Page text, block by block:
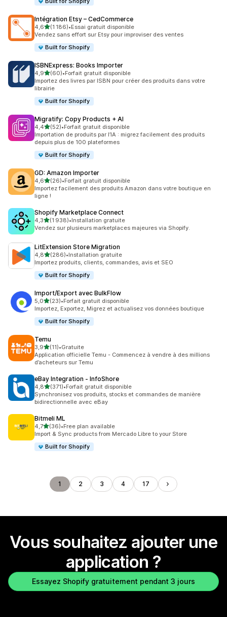
Intégration Etsy – CedCommerce
4,6étoile(s) sur 5
(1 186)
1186 avis au total
•Essai gratuit disponible
Vendez sans effort sur Etsy pour improviser des ventes
Built for Shopify
ISBNExpress: Books Importer
4,9étoile(s) sur 5
(60)
60 avis au total
•Forfait gratuit disponible
Importez des livres par ISBN pour créer des produits dans votre
librairie
Built for Shopify
Migratify: Copy Products + AI
4,4étoile(s) sur 5
(52)
52 avis au total
•Forfait gratuit disponible
Importation de produits par l’IA : migrez facilement des produits
depuis plus de 100 plateformes
Built for Shopify
GD: Amazon Importer
4,6étoile(s) sur 5
(26)
26 avis au total
•Forfait gratuit disponible
Importez facilement des produits Amazon dans votre boutique en
ligne !
Shopify Marketplace Connect
4,3étoile(s) sur 5
(1 938)
1938 avis au total
•Installation gratuite
Vendez sur plusieurs marketplaces majeures via Shopify.
LitExtension Store Migration
4,8étoile(s) sur 5
(286)
286 avis au total
•Installation gratuite
Importez produits, clients, commandes, avis et SEO
Built for Shopify
Import/Export avec BulkFlow
5,0étoile(s) sur 5
(23)
23 avis au total
•Forfait gratuit disponible
Importez, Exportez, Migrez et actualisez vos données boutique
Built for Shopify
Temu
3,9étoile(s) sur 5
(11)
11 avis au total
•Gratuite
Application officielle Temu - Commencez à vendre à des millions
d’acheteurs sur Temu
eBay Integration ‑ InfoShore
4,8étoile(s) sur 5
(371)
371 avis au total
•Forfait gratuit disponible
Synchronisez vos produits, stocks et commandes de manière
bidirectionnelle avec eBay
Bitmeli ML
4,7étoile(s) sur 5
(36)
36 avis au total
•Free plan available
Import & Sync products from Mercado Libre to your Store
Built for Shopify
1 2 3 4 17
Vous souhaitez ajouter une
application ?
Essayez Shopify gratuitement pendant 3 jours